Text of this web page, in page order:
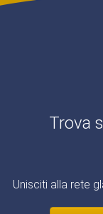
Trova
Unisciti alla rete